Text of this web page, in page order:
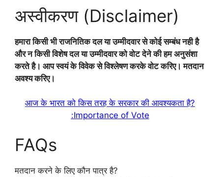
अस्वीकरण (Disclaimer)
हमारा किसी भी राजनितिक दल या उम्मीदवार से कोई सम्बंध नही है
और न किसी विशेष दल या उम्मीदवार को वोट देने की हम अनुसंशा
करते है। आप स्वयं के विवेक से विश्लेषण करके वोट करिए। मतदान
अवश्य करिए।
आज के भारत को किस तरह के सरकार की आवश्यकता है?
:Importance of Vote
FAQs
मतदान करने के लिए कौन पात्र है?